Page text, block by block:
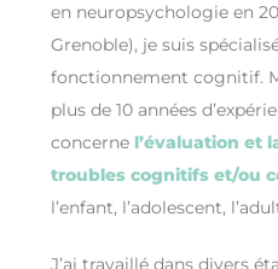
en neuropsychologie en
Grenoble), je suis
fonctionnement cognitif.
plus de 10 années
concerne l’évaluation et
troubles cognitifs et/ou
l’enfant, l’adolescent,
J’ai travaillé dans divers